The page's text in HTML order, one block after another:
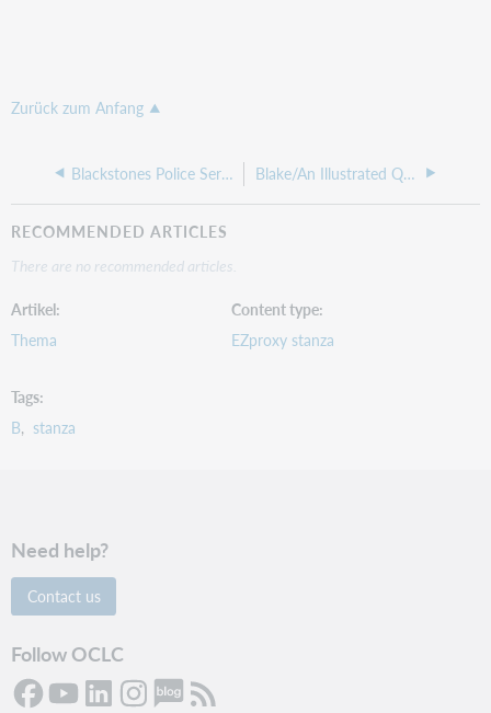
Zurück zum Anfang
Blackstones Police Service Blake/An Illustrated Quarterly
RECOMMENDED ARTICLES
There are no recommended articles.
Artikel
Thema
Content type
EZproxy stanza
Tags
B
stanza
Need help?
Contact us
Follow OCLC